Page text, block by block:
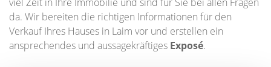
da. Wir bereiten die richtigen Informationen für den
Verkauf Ihres Hauses in Laim vor und erstellen ein
ansprechendes und aussagekräftiges Exposé.